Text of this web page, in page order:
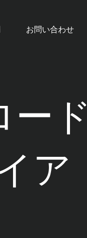
お問い合わせ
ード
ア